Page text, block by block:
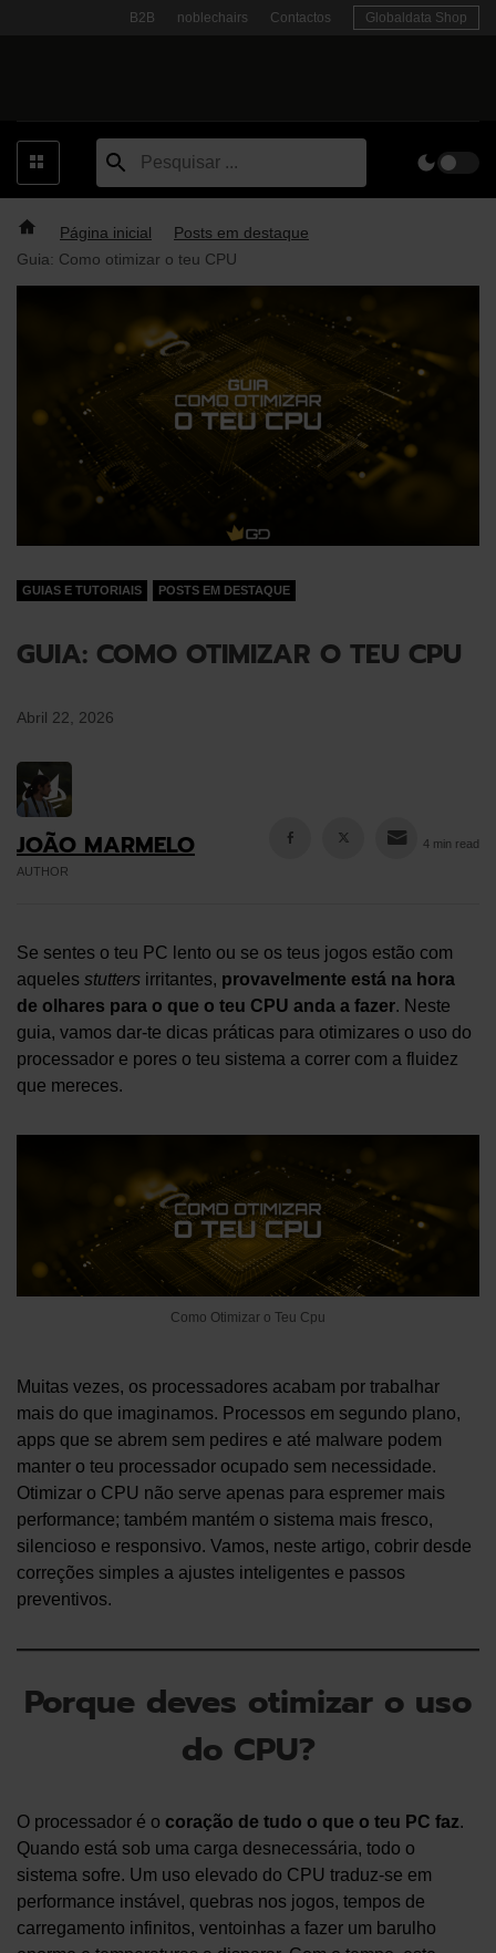
B2B noblechairs Contactos Globaldata Shop
Página inicial
Posts em destaque
Guia: Como otimizar o teu CPU
GUIAS E TUTORIAIS POSTS EM DESTAQUE
GUIA: COMO OTIMIZAR O TEU CPU
Abril 22, 2026
JOÃO MARMELO
AUTHOR
4 min read
Se sentes o teu PC lento ou se os teus jogos estão com
aqueles stutters irritantes, provavelmente está na hora
de olhares para o que o teu CPU anda a fazer. Neste
guia, vamos dar-te dicas práticas para otimizares o uso do
processador e pores o teu sistema a correr com a fluidez
que mereces.
Como Otimizar o Teu Cpu
Muitas vezes, os processadores acabam por trabalhar
mais do que imaginamos. Processos em segundo plano,
apps que se abrem sem pedires e até malware podem
manter o teu processador ocupado sem necessidade.
Otimizar o CPU não serve apenas para espremer mais
performance; também mantém o sistema mais fresco,
silencioso e responsivo. Vamos, neste artigo, cobrir desde
correções simples a ajustes inteligentes e passos
preventivos.
Porque deves otimizar o uso
do CPU?
O processador é o coração de tudo o que o teu PC faz.
Quando está sob uma carga desnecessária, todo o
sistema sofre. Um uso elevado do CPU traduz-se em
performance instável, quebras nos jogos, tempos de
carregamento infinitos, ventoinhas a fazer um barulho